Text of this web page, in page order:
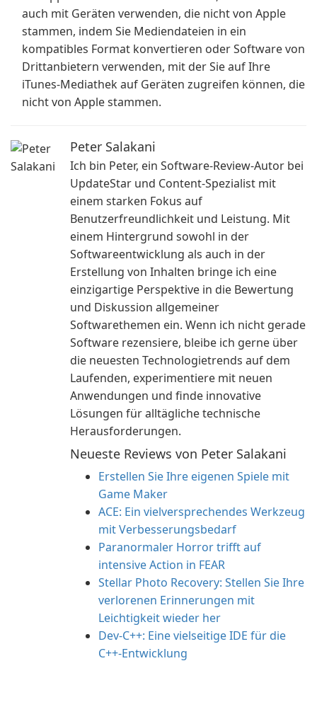
auch mit Geräten verwenden, die nicht von Apple
stammen, indem Sie Mediendateien in ein
kompatibles Format konvertieren oder Software von
Drittanbietern verwenden, mit der Sie auf Ihre
iTunes-Mediathek auf Geräten zugreifen können, die
nicht von Apple stammen.
Peter Salakani
Ich bin Peter, ein Software-Review-Autor bei
UpdateStar und Content-Spezialist mit
einem starken Fokus auf
Benutzerfreundlichkeit und Leistung. Mit
einem Hintergrund sowohl in der
Softwareentwicklung als auch in der
Erstellung von Inhalten bringe ich eine
einzigartige Perspektive in die Bewertung
und Diskussion allgemeiner
Softwarethemen ein. Wenn ich nicht gerade
Software rezensiere, bleibe ich gerne über
die neuesten Technologietrends auf dem
Laufenden, experimentiere mit neuen
Anwendungen und finde innovative
Lösungen für alltägliche technische
Herausforderungen.
Neueste Reviews von Peter Salakani
Erstellen Sie Ihre eigenen Spiele mit
Game Maker
ACE: Ein vielversprechendes Werkzeug
mit Verbesserungsbedarf
Paranormaler Horror trifft auf
intensive Action in FEAR
Stellar Photo Recovery: Stellen Sie Ihre
verlorenen Erinnerungen mit
Leichtigkeit wieder her
Dev-C++: Eine vielseitige IDE für die
C++-Entwicklung